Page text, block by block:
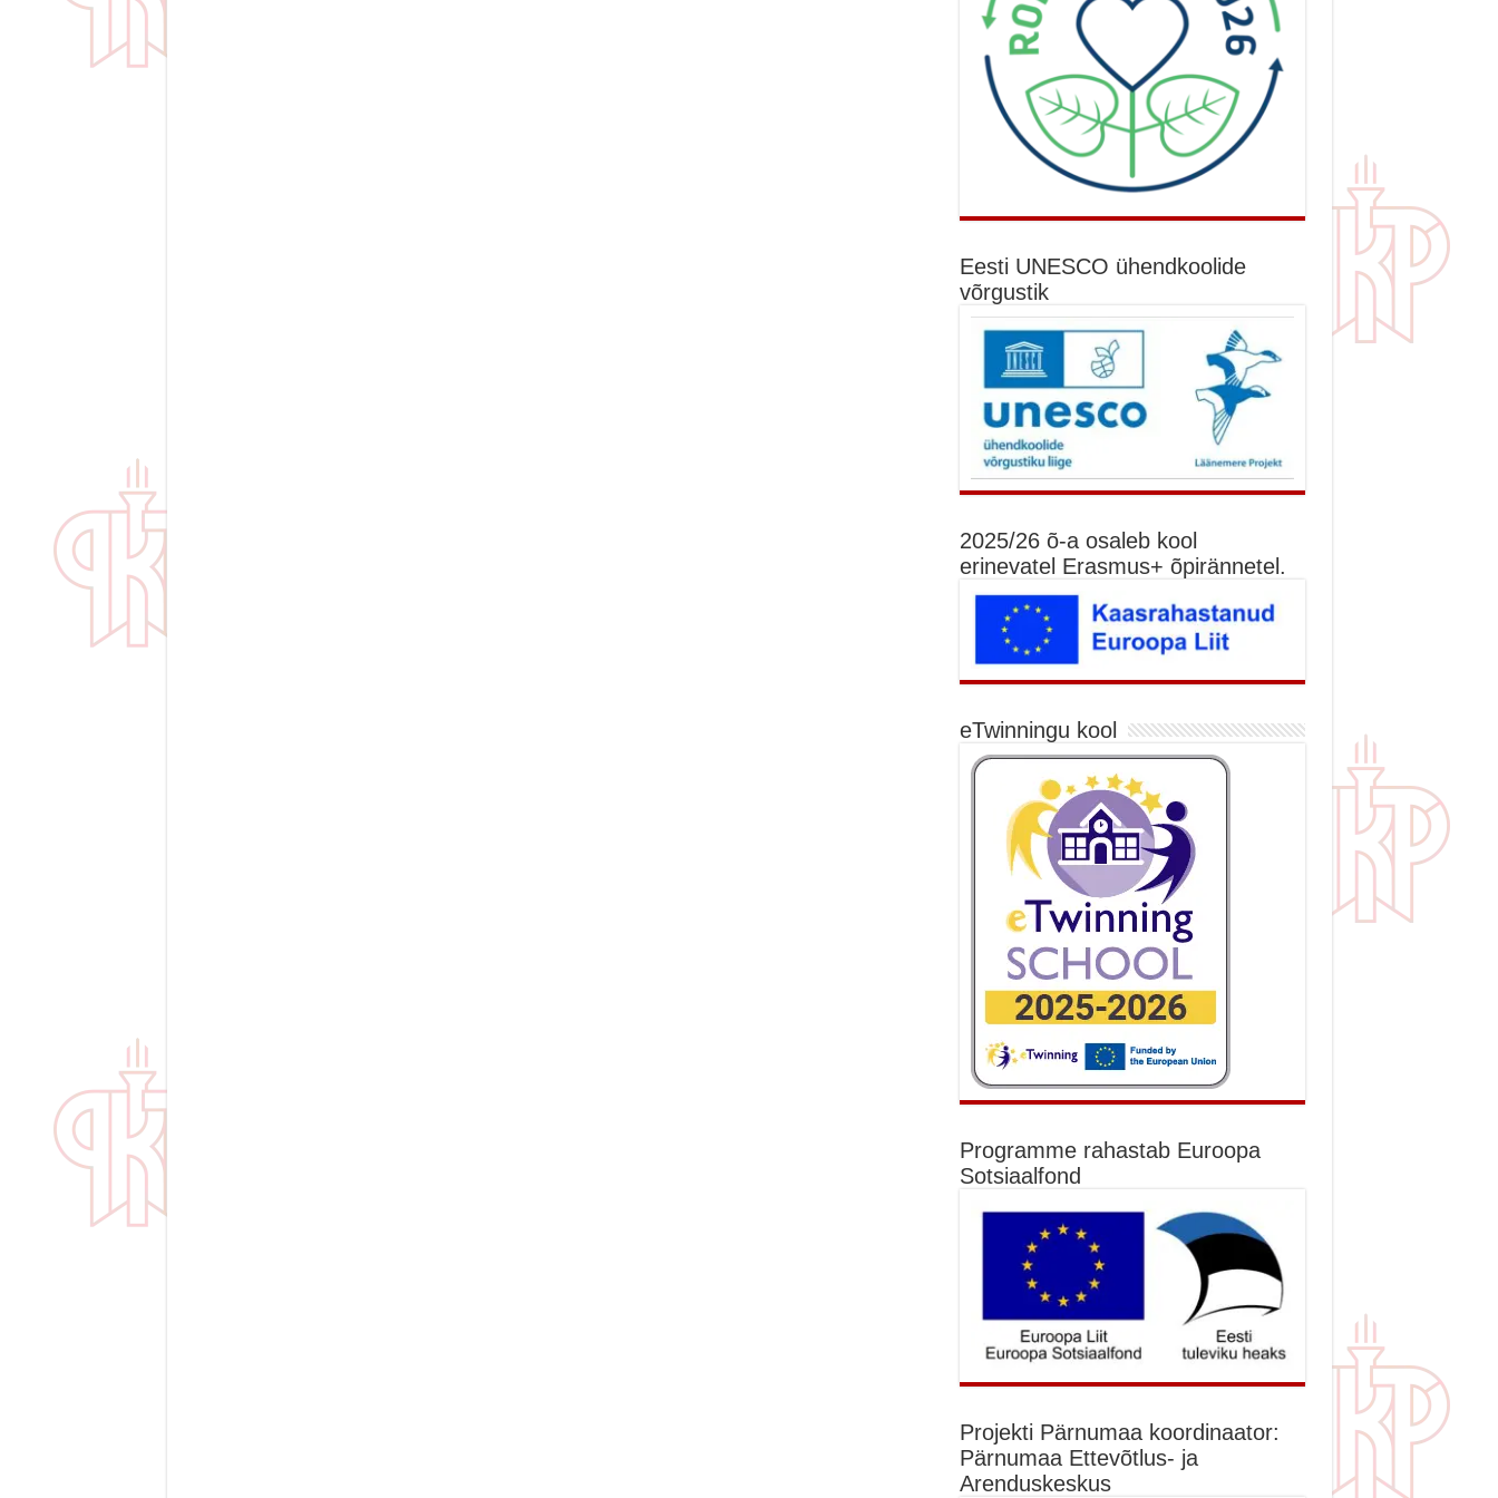
Eesti UNESCO ühendkoolide
võrgustik
2025/26 õ-a osaleb kool
erinevatel Erasmus+ õpirännetel.
eTwinningu kool
Programme rahastab Euroopa
Sotsiaalfond
Projekti Pärnumaa koordinaator:
Pärnumaa Ettevõtlus- ja
Arenduskeskus